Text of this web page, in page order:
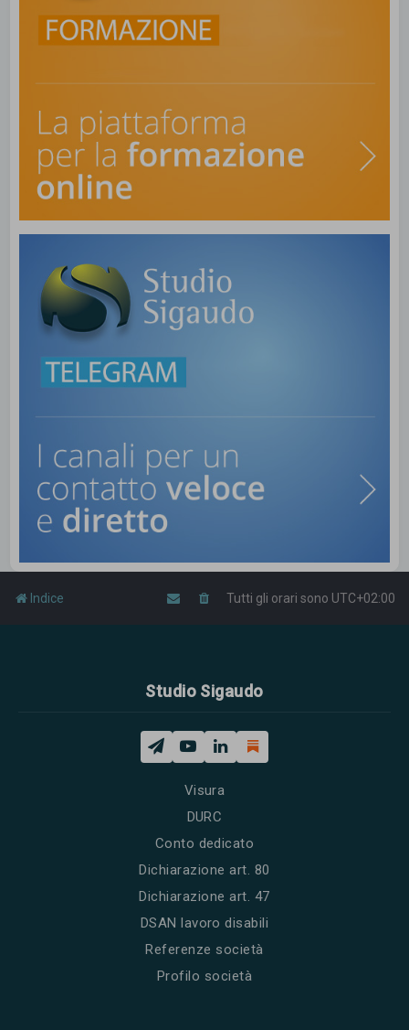
Indice Tutti gli orari sono UTC+02:00
Studio Sigaudo
Visura
DURC
Conto dedicato
Dichiarazione art. 80
Dichiarazione art. 47
DSAN lavoro disabili
Referenze società
Profilo società